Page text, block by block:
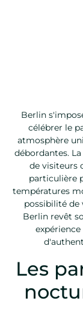
Berlin
célébrer le
atmosphère
débordantes.
de visiteurs
particulière
températures
possibilité de
Berlin revêt
Les